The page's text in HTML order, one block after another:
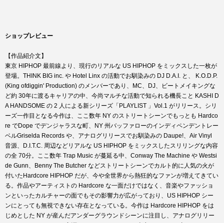
ショップレビュー
【作品紹介文】
東京 HIPHOP 最前線より、現行のリアルな US HIPHOP をミックスした一枚が
登場。THINK BIG inc. や Hotel Linx の活動でお馴染みの DJ D.A.I. と、 K.O.D.P.
(King ofdiggin' Production) のメンバーであり、MC、DJ、ビートメイキングな
ど約 30年に渡るキャリアの中、今尚マルチな活動で知られる機長こと KASHI D
A HANDSOME の 2 人による新シリーズ「PLAYLIST 」Vol.1 がリリース。シリ
ーズ一作目となる今作は、ここ数年 NY のストリートシーンでもっとも Hardco
re でDope でデンジャラスな町、NY 州バッファローのインディペンデントレー
ベルGriselda Records や、アナログリリースでお馴染みの Daupe!、Air Vinyl
音源、D.I.T.C. 周辺などリアルな US HIPHOP をミックスしたスリリングな内容
の全 70分。ここ数年 Trap Music が蔓延る中、Conway The Machine や Westsi
de Gunn、Benny The Butcher などストリートシーンでカルト的に人気の火が
付いたHardcore HIPHOP だが、今や全世界から熱狂的なファンが増えてきてい
る。作品やアーティストの Hardcore な一面だけではなく、音楽やファッショ
ンといったカルチャーの面でもその影響力が広がっており、US HIPHOP シー
ンにとっても無視できない存在となっている。今作は Hardcore HIPHOP をは
じめとした NY が産んだアンダーグラウンドシーンに注目し、アナログリリー